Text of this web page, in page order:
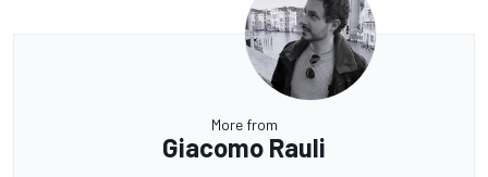
More from
Giacomo Rauli